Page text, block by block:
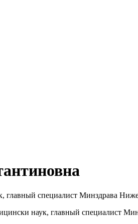
специалист Минздрава
наук, главный специалист